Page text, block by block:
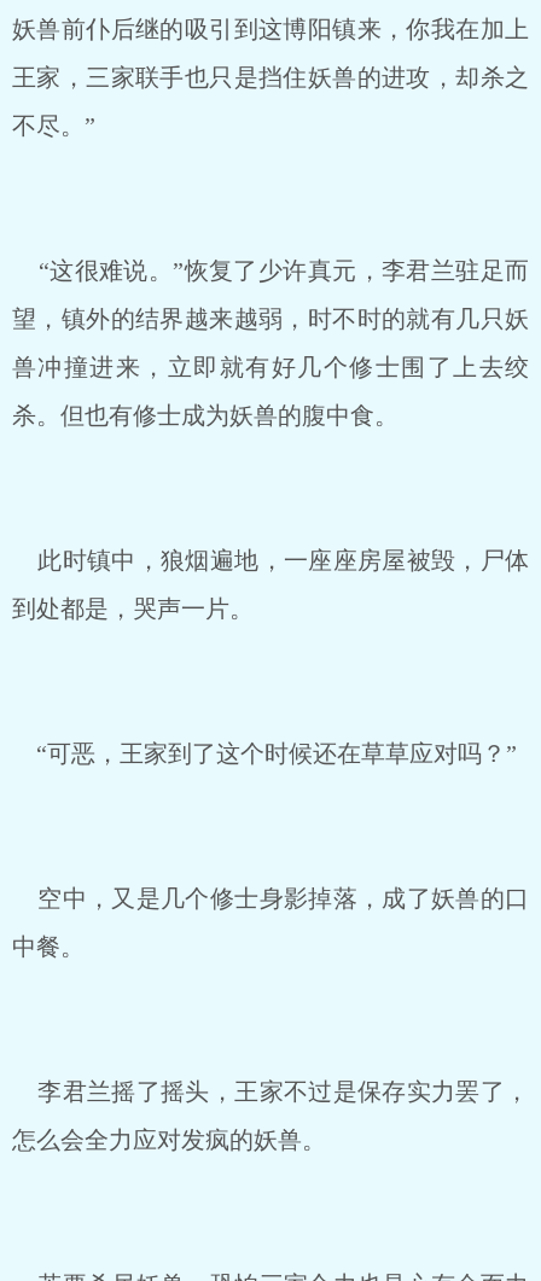
妖兽前仆后继的吸引到这博阳镇来，你我在加上
王家，三家联手也只是挡住妖兽的进攻，却杀之
不尽。”
“这很难说。”恢复了少许真元，李君兰驻足而
望，镇外的结界越来越弱，时不时的就有几只妖
兽冲撞进来，立即就有好几个修士围了上去绞
杀。但也有修士成为妖兽的腹中食。
此时镇中，狼烟遍地，一座座房屋被毁，尸体
到处都是，哭声一片。
“可恶，王家到了这个时候还在草草应对吗？”
空中，又是几个修士身影掉落，成了妖兽的口
中餐。
李君兰摇了摇头，王家不过是保存实力罢了，
怎么会全力应对发疯的妖兽。